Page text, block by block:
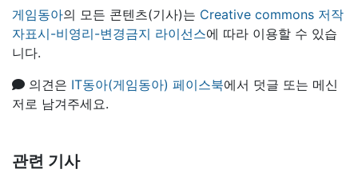
게임동아의 모든 콘텐츠(기사)는 Creative commons 저작
자표시-비영리-변경금지 라이선스에 따라 이용할 수 있습
니다.
의견은 IT동아(게임동아) 페이스북에서 덧글 또는 메신
저로 남겨주세요.
관련 기사